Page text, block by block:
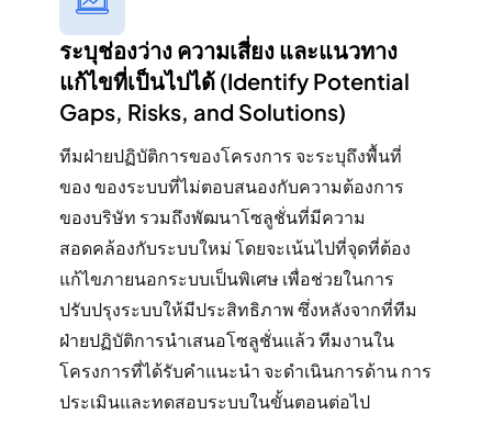
ระบุช่องว่าง ความเสี่ยง และแนวทาง
แก้ไขที่เป็นไปได้ (Identify Potential
Gaps, Risks, and Solutions​)
ทีมฝ่ายปฏิบัติการของโครงการ จะระบุถึงพื้นที่
ของ ของระบบที่ไม่ตอบสนองกับความต้องการ
ของบริษัท รวมถึงพัฒนาโซลูชั่นที่มีความ
สอดคล้องกับระบบใหม่ โดยจะเน้นไปที่จุดที่ต้อง
แก้ไขภายนอกระบบเป็นพิเศษ เพื่อช่วยในการ
ปรับปรุงระบบให้มีประสิทธิภาพ ซึ่งหลังจากที่ทีม
ฝ่ายปฏิบัติการนำเสนอโซลูชั่นแล้ว ทีมงานใน
โครงการที่ได้รับคำแนะนำ จะดำเนินการด้าน การ
ประเมินและทดสอบระบบในขั้นตอนต่อไป